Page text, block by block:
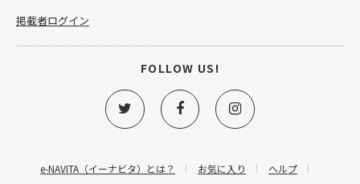
e-NAVITA（イーナビタ）とは？ お気に入り
ヘルプ
掲載者ログイン
FOLLOW US!